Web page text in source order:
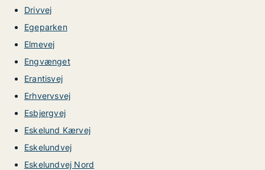
Drivvej
Egeparken
Elmevej
Engvænget
Erantisvej
Erhvervsvej
Esbjergvej
Eskelund Kærvej
Eskelundvej
Eskelundvej Nord